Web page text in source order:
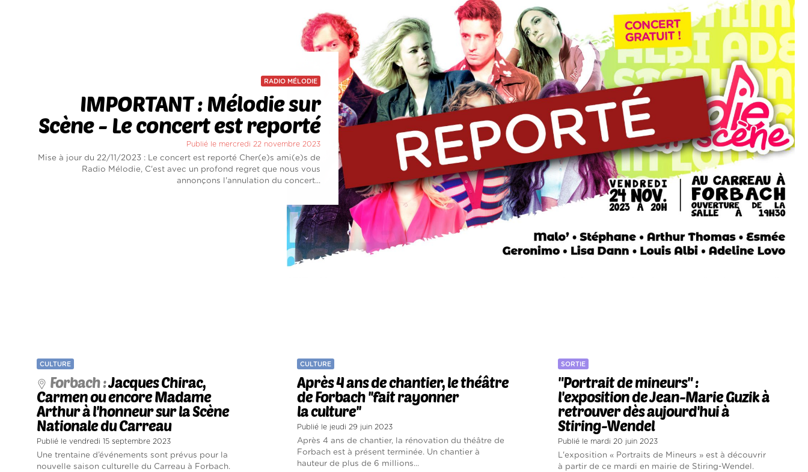
RADIO MÉLODIE
IMPORTANT : Mélodie sur
Scène - Le concert est reporté
Publié le mercredi 22 novembre 2023
Mise à jour du 22/11/2023 : Le concert est reporté Cher(e)s ami(e)s de
Radio Mélodie, C'est avec un profond regret que nous vous
annonçons l'annulation du concert...
CULTURE
Forbach :Jacques Chirac,
Carmen ou encore Madame
Arthur à l'honneur sur la Scène
Nationale du Carreau
Publié le vendredi 15 septembre 2023
Une trentaine d’événements sont prévus pour la
nouvelle saison culturelle du Carreau à Forbach.
CULTURE
Après 4 ans de chantier, le théâtre
de Forbach ''fait rayonner
la culture''
Publié le jeudi 29 juin 2023
Après 4 ans de chantier, la rénovation du théâtre de
Forbach est à présent terminée. Un chantier à
hauteur de plus de 6 millions...
SORTIE
"Portrait de mineurs" :
l'exposition de Jean-Marie Guzik à
retrouver dès aujourd'hui à
Stiring-Wendel
Publié le mardi 20 juin 2023
L'exposition « Portraits de Mineurs » est à découvrir
à partir de ce mardi en mairie de Stiring-Wendel.